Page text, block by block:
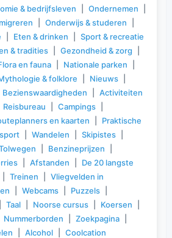
& bedrijfsleven Ondernemen
Onderwijs & studeren
Eten & drinken
Sport & recreatie
& tradities Gezondheid & zorg
en fauna Nationale parken
& folklore Nieuws
Bezienswaardigheden
Activiteiten
Reisbureau Campings
en kaarten
Praktische
Wandelen Skipistes
Benzineprijzen
Afstanden
De 20 langste
Treinen
Vliegvelden in
Webcams Puzzels
Taal Noorse cursus Koersen
Nummerborden Zoekpagina
Alcohol Coolcation